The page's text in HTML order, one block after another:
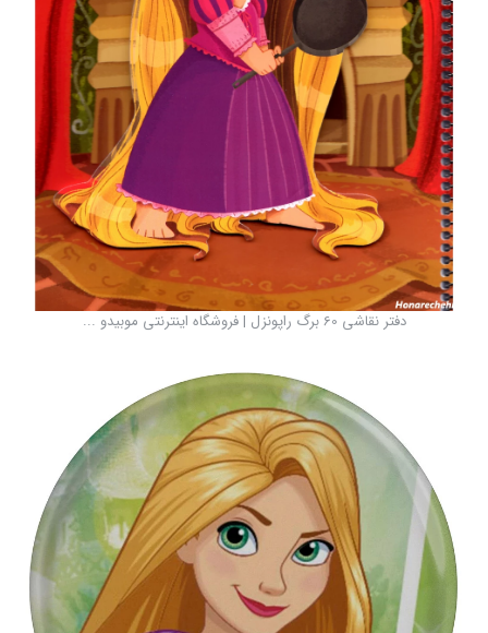
دفتر نقاشی 60 برگ راپونزل | فروشگاه اینترنتی موبیدو ...